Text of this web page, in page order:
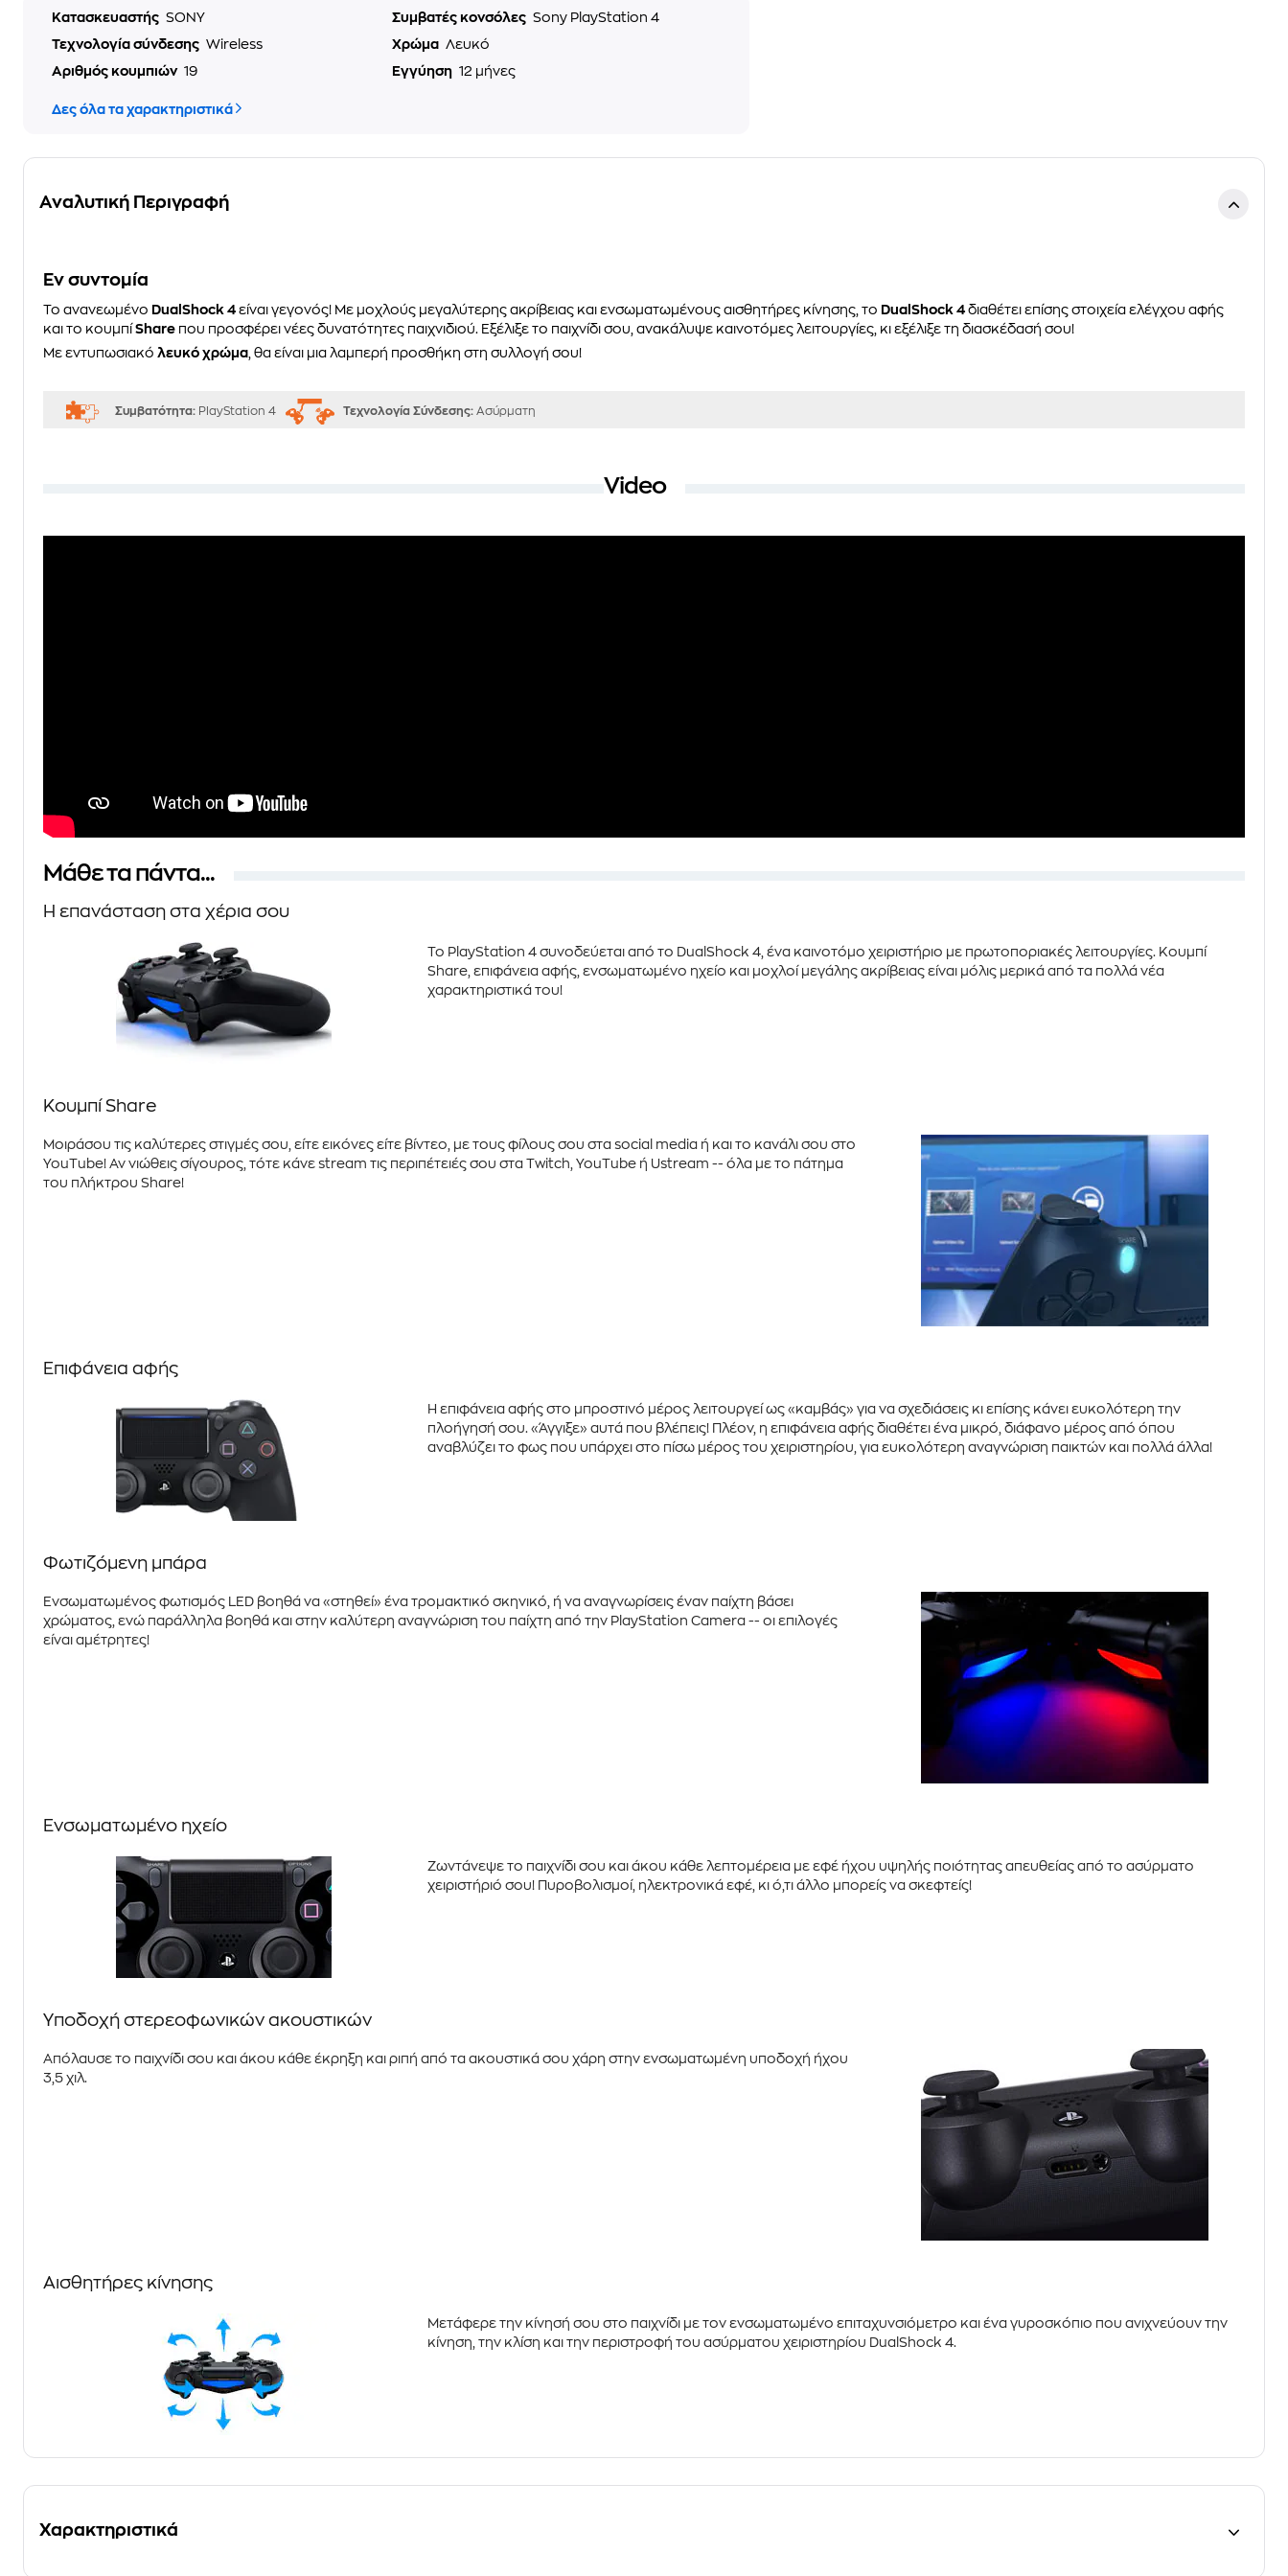
Κατασκευαστής SONY Συμβατές κονσόλες Sony PlayStation 4
Τεχνολογία σύνδεσης Wireless Χρώμα Λευκό
Αριθμός κουμπιών 19 Εγγύηση 12 μήνες
Δες όλα τα χαρακτηριστικά
Αναλυτική Περιγραφή
Eν συντομία
Το ανανεωμένο DualShock 4 είναι γεγονός! Με μοχλούς μεγαλύτερης ακρίβειας και ενσωματωμένους αισθητήρες κίνησης, το DualShock 4 διαθέτει επίσης στοιχεία ελέγχου αφής
και το κουμπί Share που προσφέρει νέες δυνατότητες παιχνιδιού. Eξέλιξε το παιχνίδι σου, ανακάλυψε καινοτόμες λειτουργίες, κι εξέλιξε τη διασκέδασή σου!
Με εντυπωσιακό λευκό χρώμα , θα είναι μια λαμπερή προσθήκη στη συλλογή σου!
Συμβατότητα: PlayStation 4 Τεχνολογία Σύνδεσης: Ασύρματη
Video
Μάθε τα πάντα...
Η επανάσταση στα χέρια σου
Το PlayStation 4 συνοδεύεται από το DualShock 4 , ένα καινοτόμο χειριστήριο με πρωτοποριακές λειτουργίες. Κουμπί
Share ,επιφάνεια αφής ,ενσωματωμένο ηχείο και μοχλοί μεγάλης ακρίβειας είναι μόλις μερικά από τα πολλά νέα
χαρακτηριστικά του!
Κουμπί Share
Μοιράσου τις καλύτερες στιγμές σου, είτε εικόνες είτε βίντεο, με τους φίλους σου στα social media ή και το κανάλι σου στο
YouTube! Αν νιώθεις σίγουρος, τότε κάνε stream τις περιπέτειές σου στα Twitch YouTube ή Ustream -- όλα με το πάτημα
του πλήκτρου Share!
Επιφάνεια αφής
Ηεπιφάνεια αφής στο μπροστινό μέρος λειτουργεί ως «καμβάς» για να σχεδιάσεις κι επίσης κάνει ευκολότερη την
πλοήγησή σου. «Άγγιξε» αυτά που βλέπεις! Πλέον, η επιφάνεια αφής διαθέτει ένα μικρό, διάφανο μέρος από όπου
αναβλύζει το φως που υπάρχει στο πίσω μέρος του χειριστηρίου, για ευκολότερη αναγνώριση παικτών και πολλά άλλα!
Φωτιζόμενη μπάρα
Ενσωματωμένος φωτισμός LED βοηθά να «στηθεί» ένα τρομακτικό σκηνικό, ή να αναγνωρίσεις έναν παίχτη βάσει
χρώματος, ενώ παράλληλα βοηθά και στην καλύτερη αναγνώριση του παίχτη από την PlayStation Camera -- οι επιλογές
είναι αμέτρητες!
Ενσωματωμένο ηχείο
Ζωντάνεψε το παιχνίδι σου και άκου κάθε λεπτομέρεια μεεφέ ήχου υψηλής ποιότητας απευθείας από το ασύρματο
χειριστήριό σου! Πυροβολισμοί, ηλεκτρονικά εφέ, κι ό,τι άλλο μπορείς να σκεφτείς!
Υποδοχή στερεοφωνικών ακουστικών
Απόλαυσε το παιχνίδι σου και άκου κάθε έκρηξη και ριπή από τα ακουστικά σου χάρη στην ενσωματωμένη υποδοχή ήχου
3,5 χιλ.
Αισθητήρες κίνησης
Μετάφερε την κίνησή σου στο παιχνίδι με τονενσωματωμένο επιταχυνσιόμετρο και ένα γυροσκόπιο που ανιχνεύουν την
κίνηση, την κλίση και την περιστροφή του ασύρματου χειριστηρίου DualShock 4.
Χαρακτηριστικά